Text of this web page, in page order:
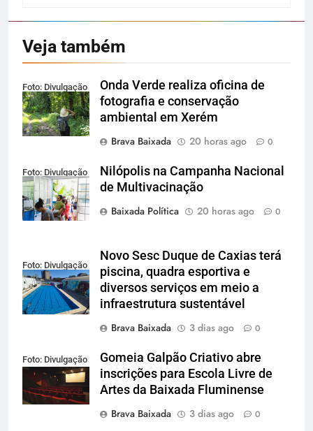
Veja também
Foto: Divulgação
Onda Verde realiza oficina de
fotografia e conservação
ambiental em Xerém
Brava Baixada
20 horas ago 0
Foto: Divulgação
Nilópolis na Campanha Nacional
de Multivacinação
Baixada Política
20 horas ago 0
Foto: Divulgação
Novo Sesc Duque de Caxias terá
piscina, quadra esportiva e
diversos serviços em meio a
infraestrutura sustentável
Brava Baixada
3 dias ago 0
Foto: Divulgação
Gomeia Galpão Criativo abre
inscrições para Escola Livre de
Artes da Baixada Fluminense
Brava Baixada
3 dias ago 0